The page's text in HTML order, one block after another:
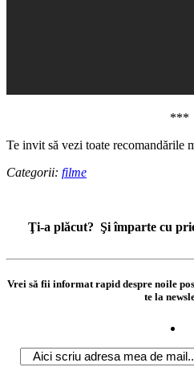
***
Te invit să vezi toate recomandările
Categorii: filme
Ţi-a plăcut? Şi împarte cu
Vrei să fii informat rapid despre noile
te la